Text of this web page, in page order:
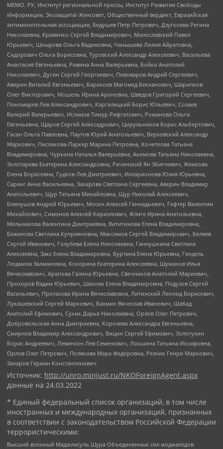
МЕМО. РУ, Институт региональной прессы, Институт Развития Свободы
Информации, Экозащита!-Женсовет, Общественный вердикт, Евразийская
антимонопольная ассоциация, Бедушев Петр Петрович, Дзугкоева Регина
Николаевна, Кривенко Сергей Владимирович, Милославский Павел
Юрьевич, Шнырова Ольга Вадимовна, Чанышева Лилия Айратовна,
Сидорович Ольга Борисовна, Туровский Александр Алексеевич, Васильева
Анастасия Евгеньевна, Ривина Анна Валерьевна, Бойко Анатолий
Николаевич, Дугин Сергей Георгиевич, Пивоваров Андрей Сергеевич,
Аверин Виталий Евгеньевич, Барахоев Магомед Бекханович, Шарипков
Олег Викторович, Мошель Ирина Ароновна, Шведов Григорий Сергеевич,
Пономарев Лев Александрович, Каргалицкий Борис Юльевич, Созаев
Валерий Валерьевич, Исламов Тимур Рифгатович, Романова Ольга
Евгеньевна, Щаров Сергей Алексадрович, Цирульников Борис Альбертович,
Гасан Ольга Павловна, Паутов Юрий Анатольевич, Верховский Александр
Маркович, Пислакова-Паркер Марина Петровна, Кочеткова Татьяна
Владимировна, Чуркина Наталья Валерьевна, Акимова Татьяна Николаевна,
Золотарева Екатерина Александровна, Рачинский Ян Збигневич, Жемкова
Елена Борисовна, Гудков Лев Дмитриевич, Илларионова Юлия Юрьевна,
Саранг Анна Васильевна, Захарова Светлана Сергеевна, Аверин Владимир
Анатольевич, Щур Татьяна Михайловна, Щур Николай Алексеевич,
Блинушов Андрей Юрьевич, Мосин Алексей Геннадьевич, Гефтер Валентин
Михайлович, Симонов Алексей Кириллович, Флиге Ирина Анатольевна,
Мельникова Валентина Дмитриевна, Вититинова Елена Владимировна,
Баженова Светлана Куприяновна, Максимов Сергей Владимирович, Беляев
Сергей Иванович, Голубева Елена Николаевна, Ганнушкина Светлана
Алексеевна, Закс Елена Владимировна, Буртина Елена Юрьевна, Гендель
Людмила Залмановна, Кокорина Екатерина Алексеевна, Шуманов Илья
Вячеславович, Арапова Галина Юрьевна, Свечников Анатолий Мариевич,
Прохоров Вадим Юрьевич, Шахова Елена Владимировна, Подузов Сергей
Васильевич, Протасова Ирина Вячеславовна, Литинский Леонид Борисович,
Лукашевский Сергей Маркович, Бахмин Вячеслав Иванович, Шабад
Анатолий Ефимович, Сухих Дарья Николаевна, Орлов Олег Петрович,
Добровольская Анна Дмитриевна, Королева Александра Евгеньевна,
Смирнов Владимир Александрович, Вицин Сергей Ефимович, Золотухин
Борис Андреевич, Левинсон Лев Семенович, Локшина Татьяна Иосифовна,
Орлов Олег Петрович, Полякова Мара Федоровна, Резник Генри Маркович,
Захаров Герман Константинович
Источник: http://unro.minjust.ru/NKOForeignAgent.aspx
данные на 24.03.2022
* Единый федеральный список организаций, в том числе
иностранных и международных организаций, признанных
в соответствии с законодательством Российской Федерации
террористическими:
Высший военный Маджлисуль Шура Объединенных сил моджахедов